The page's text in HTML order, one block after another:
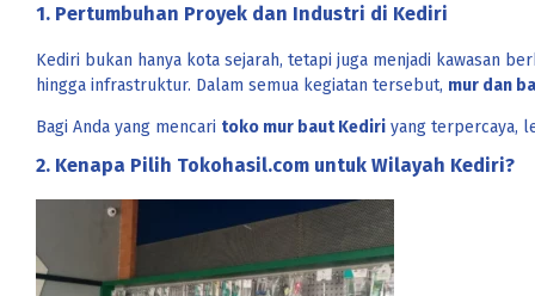
1. Pertumbuhan Proyek dan Industri di Kediri
Kediri bukan hanya kota sejarah, tetapi juga menjadi kawasan
hingga infrastruktur. Dalam semua kegiatan tersebut, mur dan
Bagi Anda yang mencari toko mur baut Kediri yang terpercaya,
2. Kenapa Pilih Tokohasil.com untuk Wilayah Kediri?